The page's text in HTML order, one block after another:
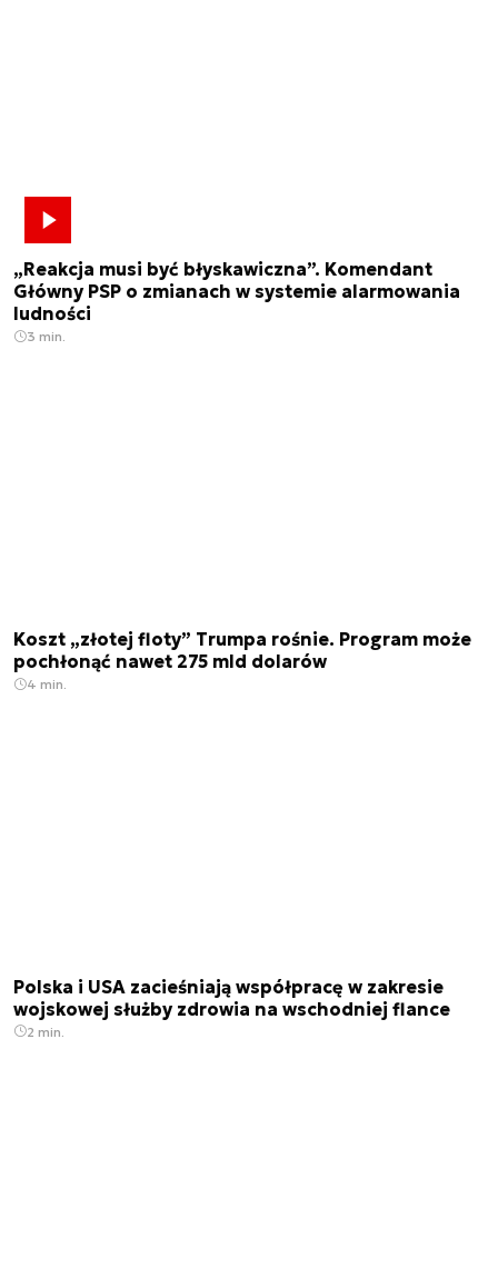
„Reakcja musi być błyskawiczna”. Komendant
Główny PSP o zmianach w systemie alarmowania
ludności
3 min.
Koszt „złotej floty” Trumpa rośnie. Program może
pochłonąć nawet 275 mld dolarów
4 min.
Polska i USA zacieśniają współpracę w zakresie
wojskowej służby zdrowia na wschodniej flance
2 min.